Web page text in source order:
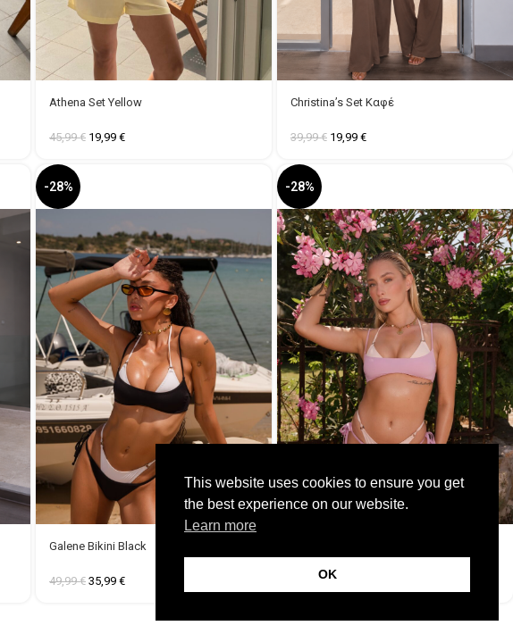
Athena Set Yellow
45,99€ 19,99 €
Christina’s Set Καφέ
39,99€ 19,99 €
-28%
Galene Bikini Black
49,99€ 35,99 €
-28%
49,99€ 35,99
This website uses cookies to ensure you get
the best experience on our website.
Learn more
OK